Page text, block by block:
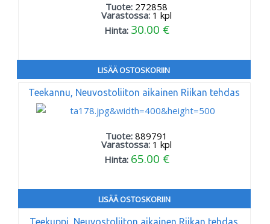
Tuote: 272858
Varastossa: 1 kpl
Hinta: 30.00 €
LISÄÄ OSTOSKORIIN
Teekannu, Neuvostoliiton aikainen Riikan tehdas
Tuote:889791
Varastossa: 1 kpl
Hinta: 65.00 €
LISÄÄ OSTOSKORIIN
Teekuppi, Neuvostoliiton aikainen Riikan tehdas